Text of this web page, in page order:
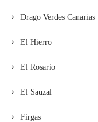
Drago Verdes Canarias
El Hierro
El Rosario
El Sauzal
Firgas